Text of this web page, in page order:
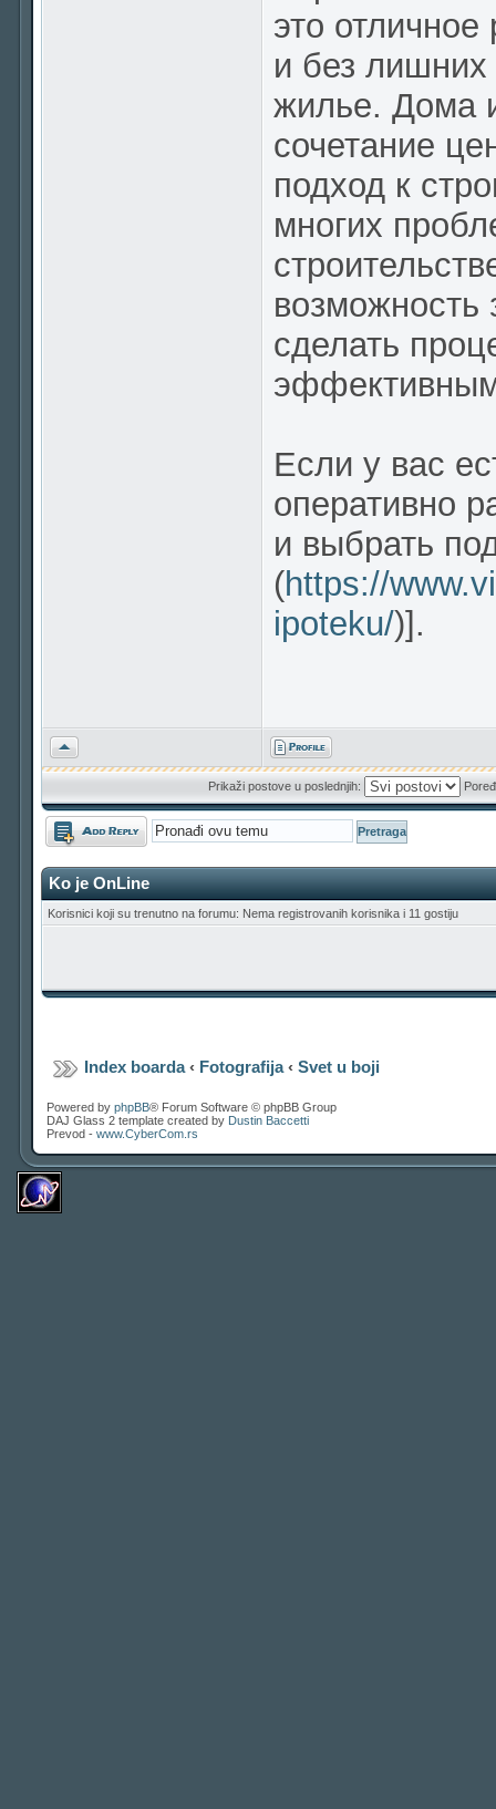
это
и без лишних
жилье. Дома
сочетание
подход к
многих
возможность
сделать
Если у вас
оперативно
и выбрать
(https://
ipoteku/)].
Vrh
Prikaži postove u poslednjih:
Odgovori
Ko je OnLine
Korisnici koji su trenutno na forumu: Nema registrovanih korisnika i 11 gostiju
Index boarda‹ Fotografija‹Svet u boji
Powered by phpBB® Forum Software © phpBB Group
DAJ Glass 2 template created by Dustin Baccetti
Prevod - www.CyberCom.rs